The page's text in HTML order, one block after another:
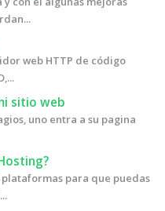
web HTTP de código
sitio web
uno entra a su pagina
plataformas para que puedas